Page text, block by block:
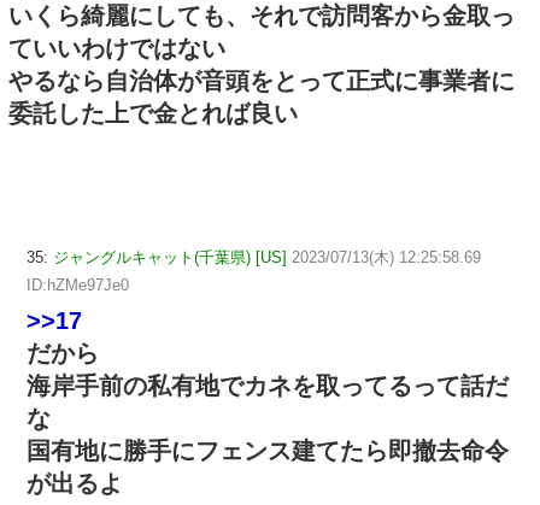
いくら綺麗にしても、それで訪問客から金取っ
ていいわけではない
やるなら自治体が音頭をとって正式に事業者に
委託した上で金とれば良い
35: ジャングルキャット(千葉県) [US] 2023/07/13(木) 12:25:58.69
ID:hZMe97Je0
>>17
だから
海岸手前の私有地でカネを取ってるって話だ
な
国有地に勝手にフェンス建てたら即撤去命令
が出るよ